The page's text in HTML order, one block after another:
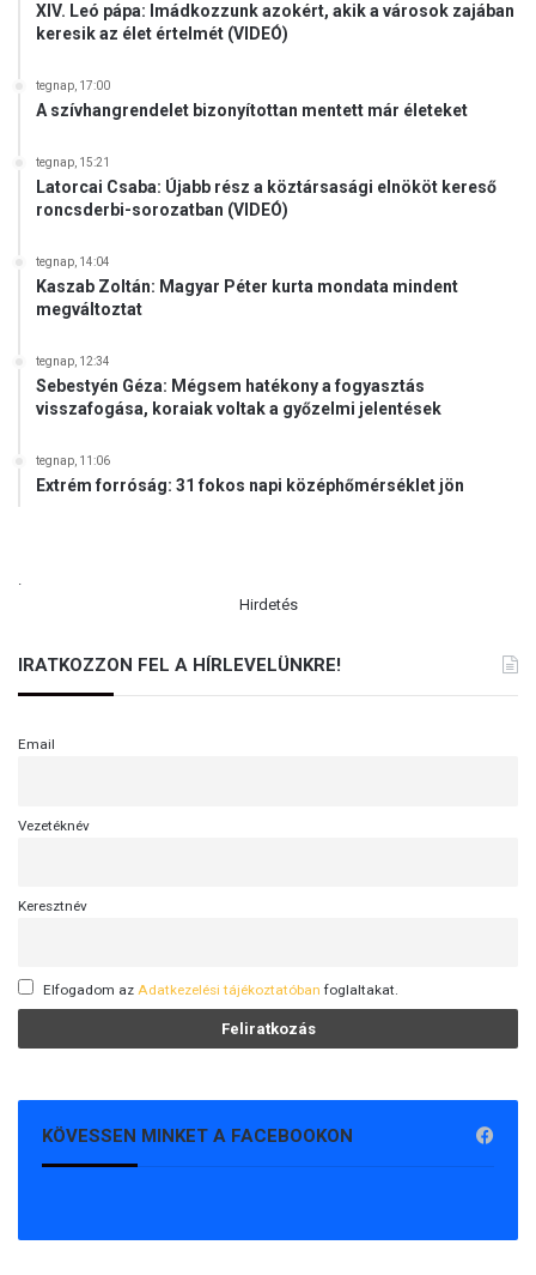
XIV. Leó pápa: Imádkozzunk azokért, akik a városok zajában
keresik az élet értelmét (VIDEÓ)
tegnap, 17:00
A szívhangrendelet bizonyítottan mentett már életeket
tegnap, 15:21
Latorcai Csaba: Újabb rész a köztársasági elnököt kereső
roncsderbi-sorozatban (VIDEÓ)
tegnap, 14:04
Kaszab Zoltán: Magyar Péter kurta mondata mindent
megváltoztat
tegnap, 12:34
Sebestyén Géza: Mégsem hatékony a fogyasztás
visszafogása, koraiak voltak a győzelmi jelentések
tegnap, 11:06
Extrém forróság: 31 fokos napi középhőmérséklet jön
.
Hirdetés
IRATKOZZON FEL A HÍRLEVELÜNKRE!
Email
Vezetéknév
Keresztnév
Elfogadom az Adatkezelési tájékoztatóban foglaltakat.
KÖVESSEN MINKET A FACEBOOKON